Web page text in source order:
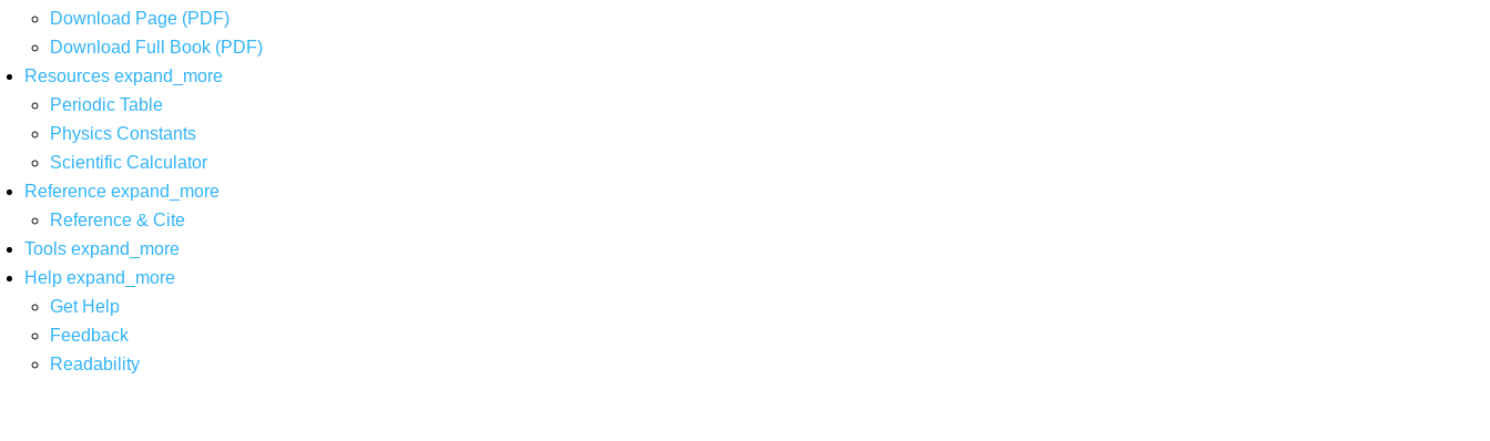
Download Page (PDF)
Download Full Book (PDF)
Resources expand_more
Periodic Table
Physics Constants
Scientific Calculator
Reference expand_more
Reference & Cite
Tools expand_more
Help expand_more
Get Help
Feedback
Readability